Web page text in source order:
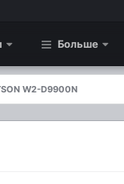
Больше
W2-D9900N